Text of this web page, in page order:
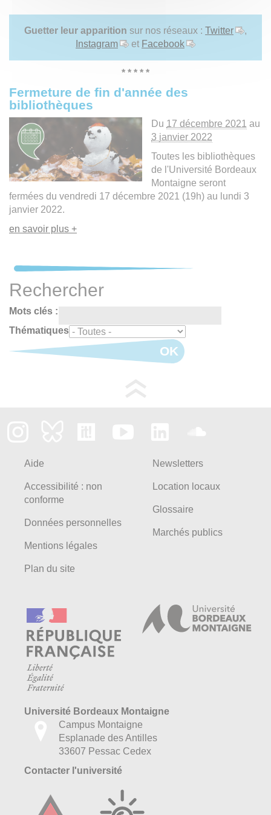
Guetter leur apparition sur nos réseaux : Twitter
,
Instagram
et Facebook
* * * * *
Fermeture de fin d'année des
bibliothèques
Du 17 décembre 2021 au
3 janvier 2022
Toutes les bibliothèques
de l'Université Bordeaux
Montaigne seront
fermées du vendredi 17 décembre 2021 (19h) au lundi 3
janvier 2022.
en savoir plus +
Rechercher
Mots clés :
Thématiques
OK
Aide
Accessibilité : non
conforme
Données personnelles
Mentions légales
Plan du site
Newsletters
Location locaux
Glossaire
Marchés publics
Université Bordeaux Montaigne
Campus Montaigne
Esplanade des Antilles
33607 Pessac Cedex
Contacter l'université